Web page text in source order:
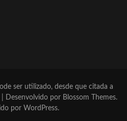
ser utilizado, desde que citada a
Desenvolvido por Blossom Themes.
por WordPress.